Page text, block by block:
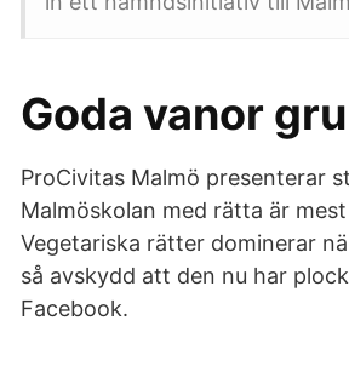
Goda vanor
ProCivitas Malmö presenterar
Malmöskolan med rätta är
Vegetariska rätter dominerar
så avskydd att den nu har
Facebook.